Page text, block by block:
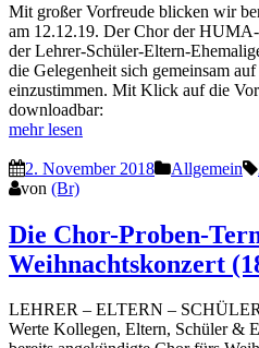
Mit großer Vorfreude blicken wir
am 12.12.19. Der Chor der
der Lehrer-Schüler-Eltern-
die Gelegenheit sich gemeinsam
einzustimmen. Mit Klick auf die
downloadbar:
mehr lesen
2. November 2018 Allgemein
von (Br)
Die Chor-Proben-
Weihnachtskonzert
LEHRER – ELTERN –
Werte Kollegen, Eltern, Schüler &